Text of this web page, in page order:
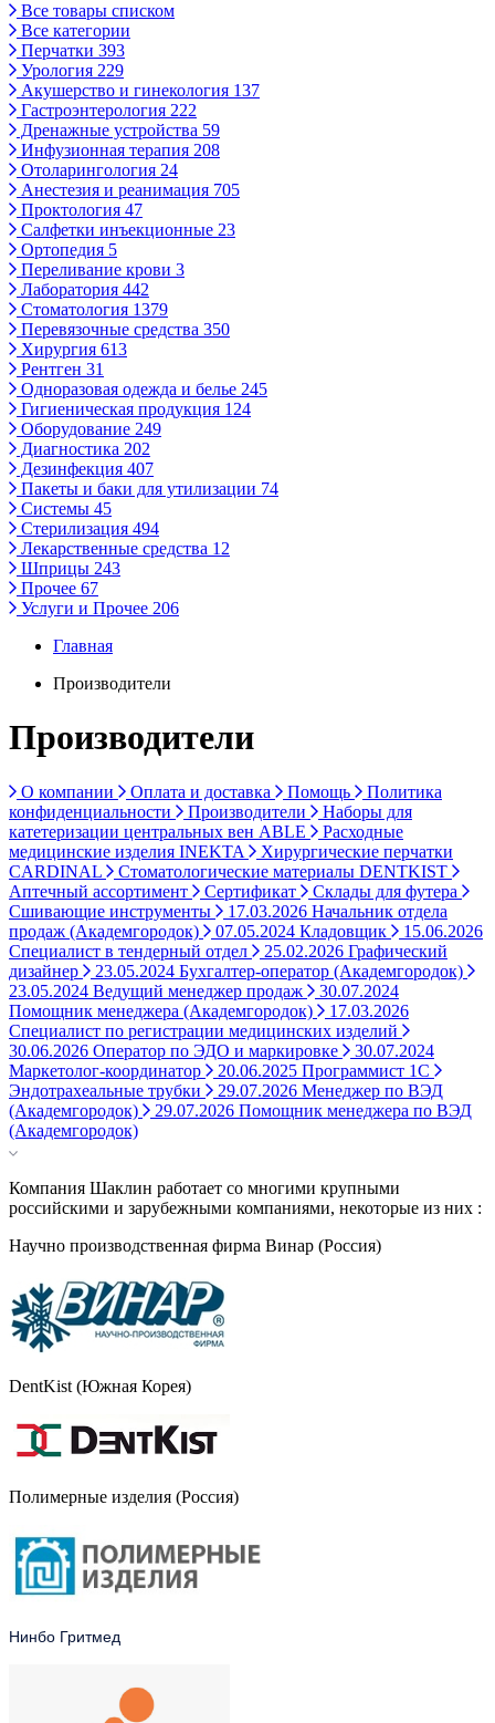
Все товары списком
Все категории
Перчатки 393
Урология 229
Акушерство и гинекология 137
Гастроэнтерология 222
Дренажные устройства 59
Инфузионная терапия 208
Отоларингология 24
Анестезия и реанимация 705
Проктология 47
Салфетки инъекционные 23
Ортопедия 5
Переливание крови 3
Лаборатория 442
Стоматология 1379
Перевязочные средства 350
Хирургия 613
Рентген 31
Одноразовая одежда и белье 245
Гигиеническая продукция 124
Оборудование 249
Диагностика 202
Дезинфекция 407
Пакеты и баки для утилизации 74
Системы 45
Стерилизация 494
Лекарственные средства 12
Шприцы 243
Прочее 67
Услуги и Прочее 206
Главная
Производители
Производители
О компании Оплата и доставка Помощь
Политика
конфиденциальности
Производители
Наборы для
катетеризации центральных вен ABLE
Расходные
медицинские изделия INEKTA
Хирургические перчатки
CARDINAL
Стоматологические материалы DENTKIST
Аптечный ассортимент
Сертификат
Склады для футера
Сшивающие инструменты
17.03.2026 Начальник отдела
продаж (Академгородок)
07.05.2024 Кладовщик
15.06.2026
Специалист в тендерный отдел
25.02.2026 Графический
дизайнер
23.05.2024 Бухгалтер-оператор (Академгородок)
23.05.2024 Ведущий менеджер продаж
30.07.2024
Помощник менеджера (Академгородок)
17.03.2026
Специалист по регистрации медицинских изделий
30.06.2026 Оператор по ЭДО и маркировке
30.07.2024
Маркетолог-координатор
20.06.2025 Программист 1С
Эндотрахеальные трубки
29.07.2026 Менеджер по ВЭД
(Академгородок)
29.07.2026 Помощник менеджера по ВЭД
(Академгородок)
Компания Шаклин работает со многими крупными
российскими и зарубежными компаниями, некоторые из них :
Научно производственная фирма Винар (Россия)
DentKist (Южная Корея)
Полимерные изделия (Россия)
Нинбо Гритмед